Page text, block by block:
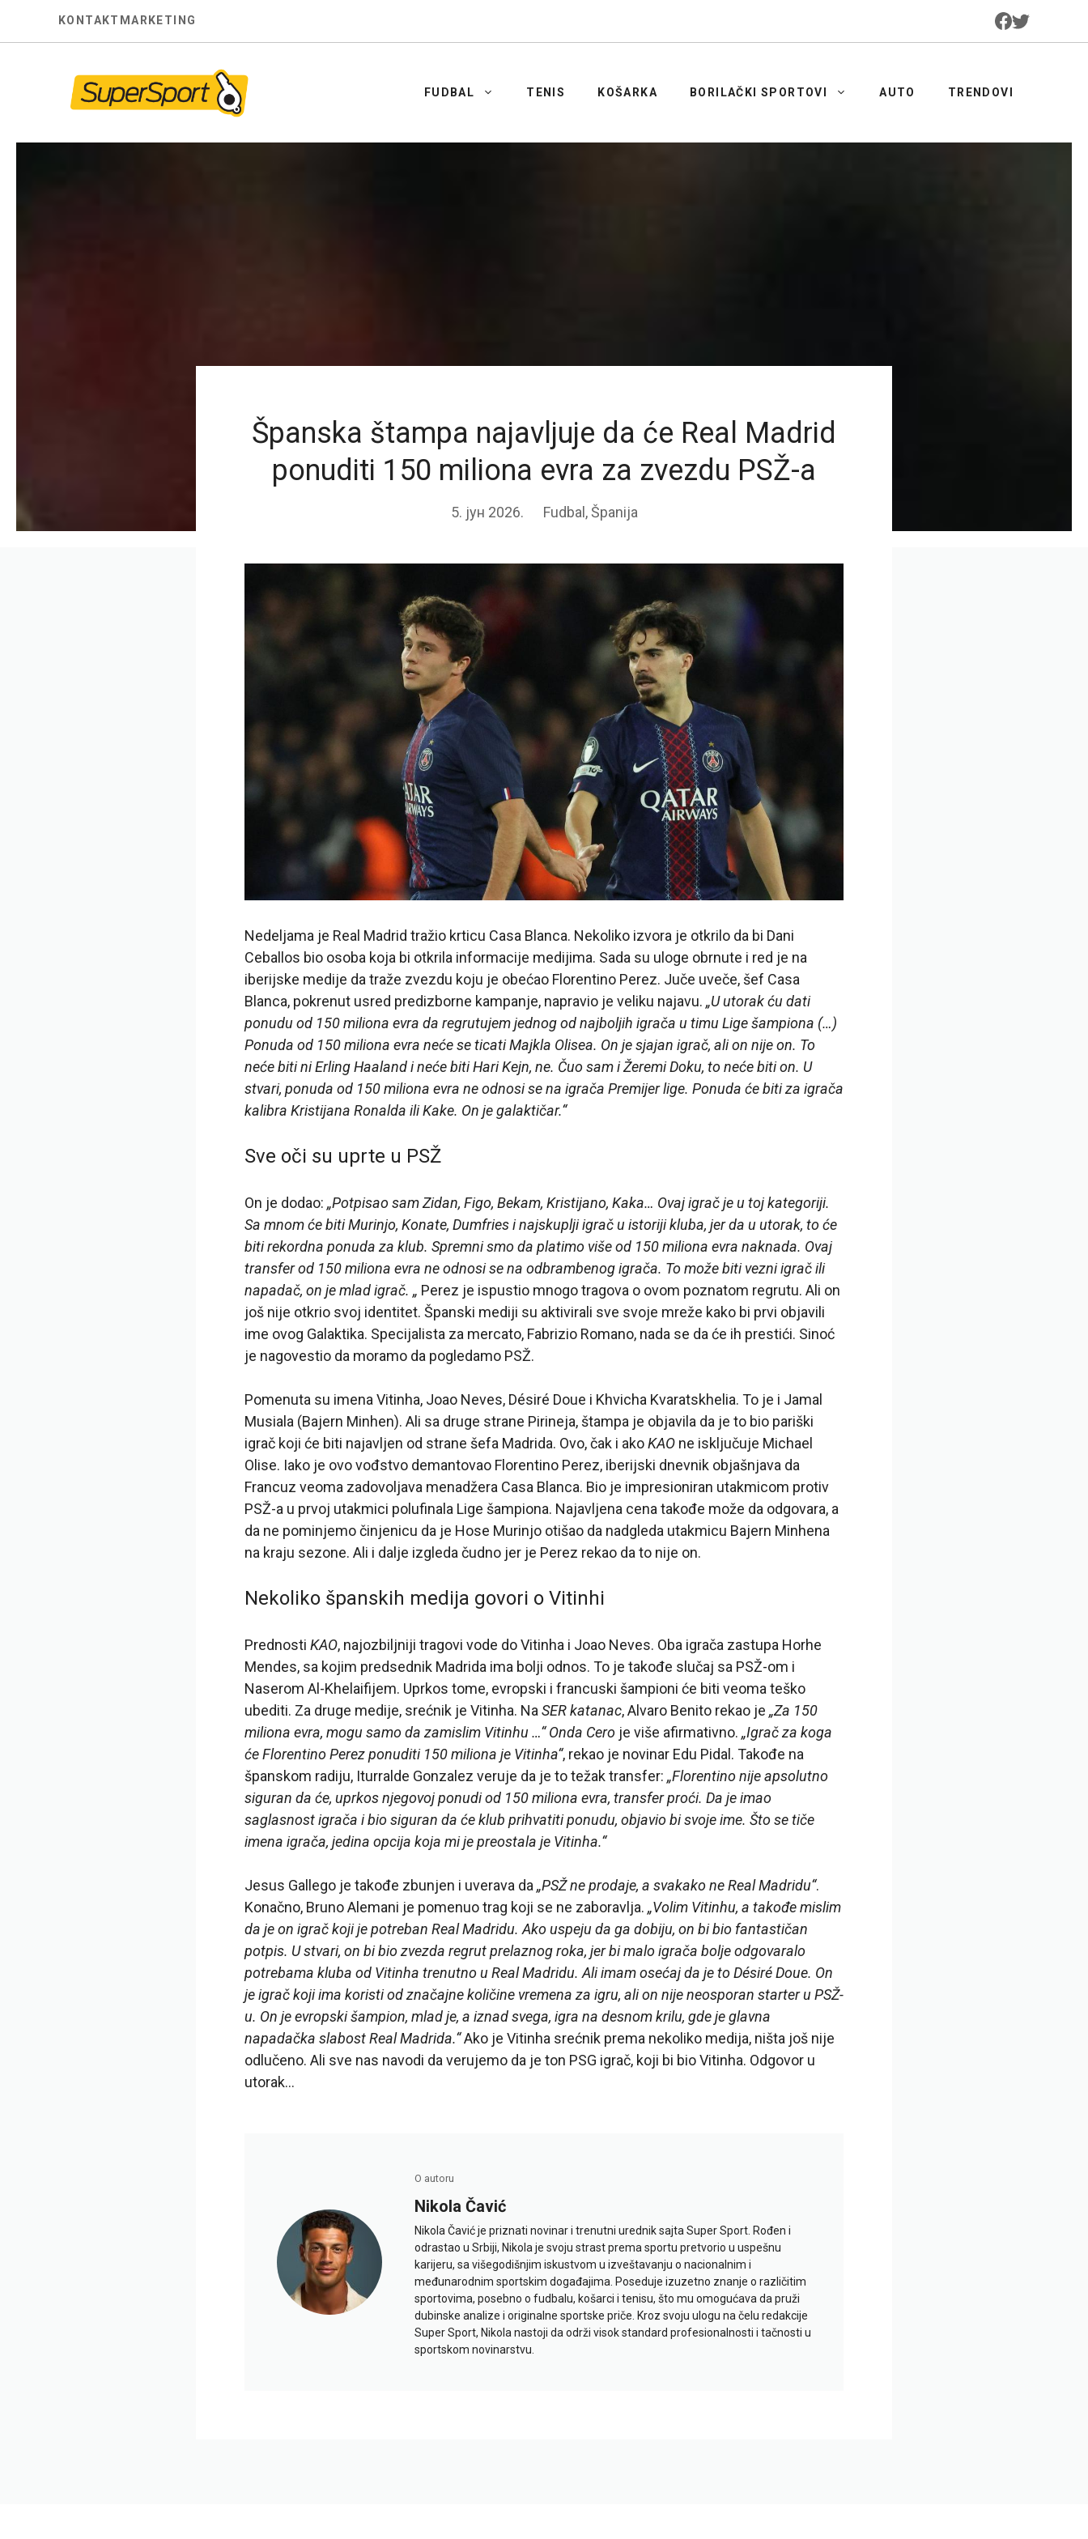
KONTAKT MARKETING
FUDBAL TENIS KOŠARKA BORILAČKI SPORTOVI AUTO TRENDOVI
Španska štampa najavljuje da će Real Madrid
ponuditi 150 miliona evra za zvezdu PSŽ-a
5. јун 2026. Fudbal ,Španija
Nedeljama je Real Madrid tražio krticu Casa Blanca. Nekoliko izvora je otkrilo da bi Dani
Ceballos bio osoba koja bi otkrila informacije medijima. Sada su uloge obrnute i red je na
iberijske medije da traže zvezdu koju je obećao Florentino Perez. Juče uveče, šef Casa
Blanca, pokrenut usred predizborne kampanje, napravio je veliku najavu. „U utorak ću dati
ponudu od 150 miliona evra da regrutujem jednog od najboljih igrača u timu Lige šampiona (…)
Ponuda od 150 miliona evra neće se ticati Majkla Olisea. On je sjajan igrač, ali on nije on. To
neće biti ni Erling Haaland i neće biti Hari Kejn, ne. Čuo sam i Žeremi Doku, to neće biti on. U
stvari, ponuda od 150 miliona evra ne odnosi se na igrača Premijer lige. Ponuda će biti za igrača
kalibra Kristijana Ronalda ili Kake. On je galaktičar.“
Sve oči su uprte u PSŽ
On je dodao: „Potpisao sam Zidan, Figo, Bekam, Kristijano, Kaka… Ovaj igrač je u toj kategoriji.
Sa mnom će biti Murinjo, Konate, Dumfries i najskuplji igrač u istoriji kluba, jer da u utorak, to će
biti rekordna ponuda za klub. Spremni smo da platimo više od 150 miliona evra naknada. Ovaj
transfer od 150 miliona evra ne odnosi se na odbrambenog igrača. To može biti vezni igrač ili
napadač, on je mlad igrač. „ Perez je ispustio mnogo tragova o ovom poznatom regrutu. Ali on
još nije otkrio svoj identitet. Španski mediji su aktivirali sve svoje mreže kako bi prvi objavili
ime ovog Galaktika. Specijalista za mercato, Fabrizio Romano, nada se da će ih prestići. Sinoć
je nagovestio da moramo da pogledamo PSŽ.
Pomenuta su imena Vitinha, Joao Neves, Désiré Doue i Khvicha Kvaratskhelia. To je i Jamal
Musiala (Bajern Minhen). Ali sa druge strane Pirineja, štampa je objavila da je to bio pariški
igrač koji će biti najavljen od strane šefa Madrida. Ovo, čak i akoKAO ne isključuje Michael
Olise. Iako je ovo vođstvo demantovao Florentino Perez, iberijski dnevnik objašnjava da
Francuz veoma zadovoljava menadžera Casa Blanca. Bio je impresioniran utakmicom protiv
PSŽ-a u prvoj utakmici polufinala Lige šampiona. Najavljena cena takođe može da odgovara, a
da ne pominjemo činjenicu da je Hose Murinjo otišao da nadgleda utakmicu Bajern Minhena
na kraju sezone. Ali i dalje izgleda čudno jer je Perez rekao da to nije on.
Nekoliko španskih medija govori o Vitinhi
Prednosti KAO, najozbiljniji tragovi vode do Vitinha i Joao Neves. Oba igrača zastupa Horhe
Mendes, sa kojim predsednik Madrida ima bolji odnos. To je takođe slučaj sa PSŽ-om i
Naserom Al-Khelaifijem. Uprkos tome, evropski i francuski šampioni će biti veoma teško
ubediti. Za druge medije, srećnik je Vitinha. Na SER katanac, Alvaro Benito rekao je „Za 150
miliona evra, mogu samo da zamislim Vitinhu …“ Onda Cero je više afirmativno. „Igrač za koga
će Florentino Perez ponuditi 150 miliona je Vitinha“, rekao je novinar Edu Pidal. Takođe na
španskom radiju, Iturralde Gonzalez veruje da je to težak transfer: „Florentino nije apsolutno
siguran da će, uprkos njegovoj ponudi od 150 miliona evra, transfer proći. Da je imao
saglasnost igrača i bio siguran da će klub prihvatiti ponudu, objavio bi svoje ime. Što se tiče
imena igrača, jedina opcija koja mi je preostala je Vitinha.“
Jesus Gallego je takođe zbunjen i uverava da „PSŽ ne prodaje, a svakako ne Real Madridu“.
Konačno, Bruno Alemani je pomenuo trag koji se ne zaboravlja. „Volim Vitinhu, a takođe mislim
da je on igrač koji je potreban Real Madridu. Ako uspeju da ga dobiju, on bi bio fantastičan
potpis. U stvari, on bi bio zvezda regrut prelaznog roka, jer bi malo igrača bolje odgovaralo
potrebama kluba od Vitinha trenutno u Real Madridu. Ali imam osećaj da je to Désiré Doue. On
je igrač koji ima koristi od značajne količine vremena za igru, ali on nije neosporan starter u PSŽ-
u. On je evropski šampion, mlad je, a iznad svega, igra na desnom krilu, gde je glavna
napadačka slabost Real Madrida.“Ako je Vitinha srećnik prema nekoliko medija, ništa još nije
odlučeno. Ali sve nas navodi da verujemo da je ton PSG igrač, koji bi bio Vitinha. Odgovor u
utorak…
O autoru
Nikola Čavić
Nikola Čavić je priznati novinar i trenutni urednik sajta Super Sport. Rođen i
odrastao u Srbiji, Nikola je svoju strast prema sportu pretvorio u uspešnu
karijeru, sa višegodišnjim iskustvom u izveštavanju o nacionalnim i
međunarodnim sportskim događajima. Poseduje izuzetno znanje o različitim
sportovima, posebno o fudbalu, košarci i tenisu, što mu omogućava da pruži
dubinske analize i originalne sportske priče. Kroz svoju ulogu na čelu redakcije
Super Sport, Nikola nastoji da održi visok standard profesionalnosti i tačnosti u
sportskom novinarstvu.